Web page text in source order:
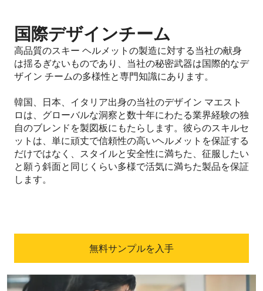
国際デザインチーム
高品質のスキー ヘルメットの製造に対する当社の献身
は揺るぎないものであり、当社の秘密武器は国際的なデ
ザイン チームの多様性と専門知識にあります。
韓国、日本、イタリア出身の当社のデザイン マエスト
ロは、グローバルな洞察と数十年にわたる業界経験の独
自のブレンドを製図板にもたらします。彼らのスキルセ
ットは、単に頑丈で信頼性の高いヘルメットを保証する
だけではなく、スタイルと安全性に満ちた、征服したい
と願う斜面と同じくらい多様で活気に満ちた製品を保証
します。
無料サンプルを入手